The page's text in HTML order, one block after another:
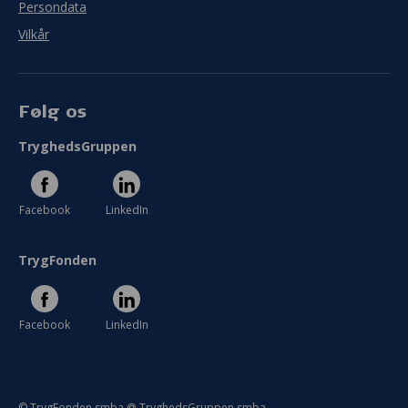
Persondata
Vilkår
Følg os
TryghedsGruppen
Facebook LinkedIn
TrygFonden
Facebook LinkedIn